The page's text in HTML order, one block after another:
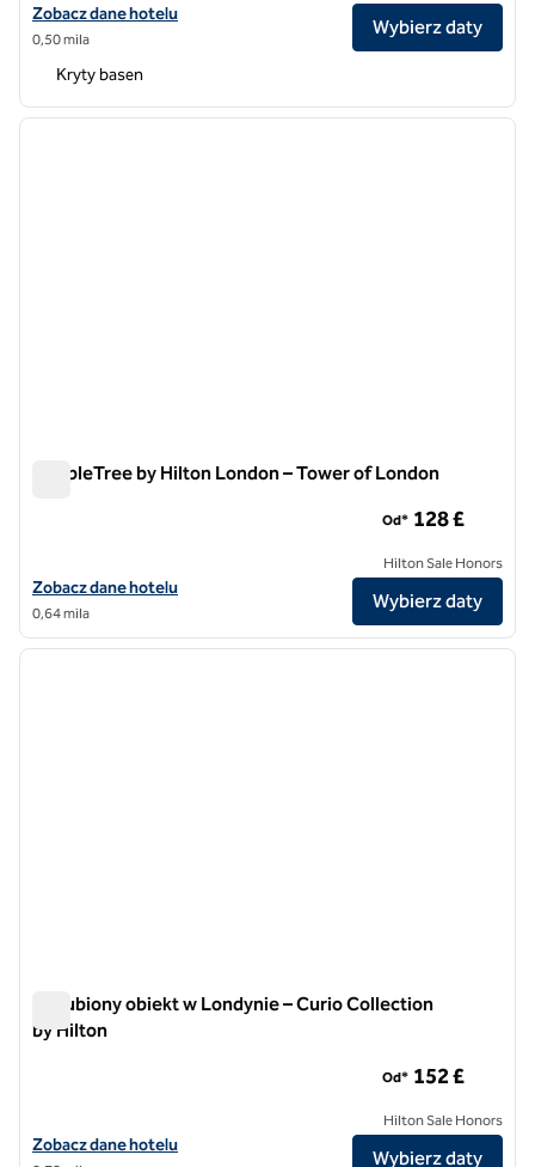
Zobacz szczegóły hotelu Hilton London Bankside
Zobacz dane hotelu
0,50 mila
Wybierz daty
Kryty basen
1 z 12
DoubleTree by Hilton London – Tower of London
Zobacz szczegóły hotelu DoubleTree by Hilton London – Tower of
Zobacz dane hotelu
0,64 mila
Od* 128 £
Hilton Sale Honors
Wybierz daty
1/12
1 z 12
Zagubiony obiekt w Londynie – Curio Collection
by Hilton
Zobacz szczegóły hotelu Lost Property St Paul's London - Curio
Zobacz dane hotelu
Od* 152 £
Hilton Sale Honors
Wybierz daty